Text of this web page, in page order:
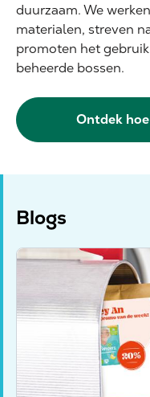
duurzaam. We
materialen, streven
promoten het
beheerde bossen.
Ontdek
Blogs